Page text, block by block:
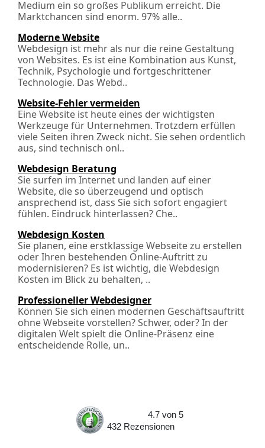
Medium ein so großes Publikum erreicht. Die
Marktchancen sind enorm. 97% alle..
Moderne Website
Webdesign ist mehr als nur die reine Gestaltung
von Websites. Es ist eine Kombination aus Kunst,
Technik, Psychologie und fortgeschrittener
Technologie. Das Webd..
Website-Fehler vermeiden
Eine Website ist heute eines der wichtigsten
Werkzeuge für Unternehmen. Trotzdem erfüllen
viele Seiten ihren Zweck nicht. Sie sehen ordentlich
aus, sind technisch onl..
Webdesign Beratung
Sie surfen im Internet und landen auf einer
Website, die so überzeugend und optisch
ansprechend ist, dass Sie sich sofort engagiert
fühlen. Eindruck hinterlassen? Che..
Webdesign Kosten
Sie planen, eine erstklassige Webseite zu erstellen
oder Ihren bestehenden Online-Auftritt zu
modernisieren? Es ist wichtig, die Webdesign
Kosten im Blick zu behalten, ..
Professioneller Webdesigner
Können Sie sich einen modernen Geschäftsauftritt
ohne Webseite vorstellen? Schwer, oder? In der
digitalen Welt spielt die Online-Präsenz eine
entscheidende Rolle, un..
4.7 von 5
432
Rezensionen